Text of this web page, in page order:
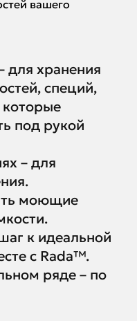
вашего
для хранения
специй,
под рукой
– для
моющие
к идеальной
с Rada™.
ряде – по